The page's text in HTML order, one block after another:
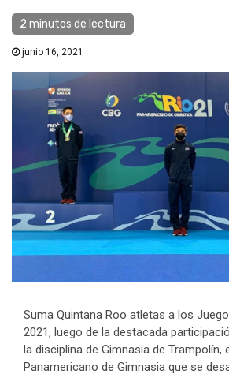
2 minutos de lectura
junio 16, 2021
Suma Quintana Roo atletas a los
2021, luego de la destacada
la disciplina de Gimnasia de Trampolín,
Panamericano de Gimnasia que se